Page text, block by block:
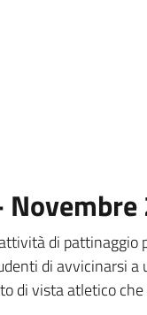
di
di avvicinarsi
di vista atletico che